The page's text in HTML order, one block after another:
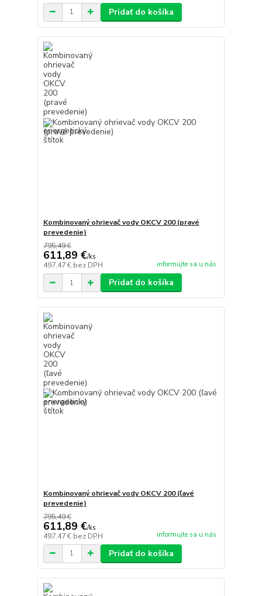
Pridať do košíka
Kombinovaný ohrievač vody OKCV 200 (pravé
prevedenie)
795,49 €
611,89 €/ks
497,47 € bez DPH informujte sa u nás
Pridať do košíka
Kombinovaný ohrievač vody OKCV 200 (ľavé
prevedenie)
795,49 €
611,89 €/ks
497,47 € bez DPH informujte sa u nás
Pridať do košíka